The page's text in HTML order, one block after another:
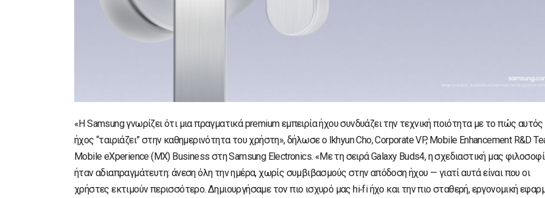
«Η Samsung γνωρίζει ότι μια πραγματικά premium εμπειρία ήχου συνδυάζει την τεχνική ποιότητα με το πώς
ήχος “ταιριάζει” στην καθημερινότητα του χρήστη», δήλωσε ο Ikhyun Cho, Corporate VP, Mobile Enhancement R&D
Mobile eXperience (MX) Business στη Samsung Electronics. «Με τη σειρά Galaxy Buds4, η σχεδιαστική μας
ήταν αδιαπραγμάτευτη: άνεση όλη την ημέρα, χωρίς συμβιβασμούς στην απόδοση ήχου — γιατί αυτά είναι που οι
χρήστες εκτιμούν περισσότερο. Δημιουργήσαμε τον πιο ισχυρό μας hi‑fi ήχο και την πιο σταθερή, εργονομική